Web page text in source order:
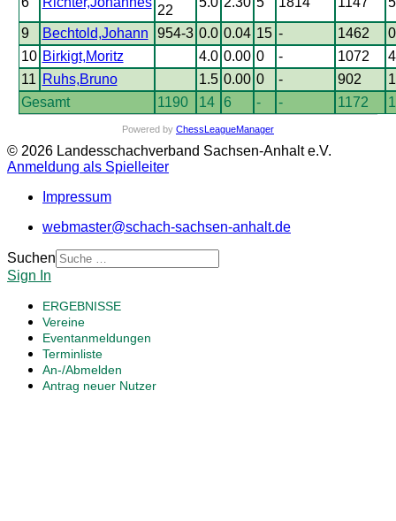
22
9 Bechtold,Johann 954-3 0.0 0.04 15 - 1462
10 Birkigt,Moritz 4.0 0.00 0 - 1072
11 Ruhs,Bruno 1.5 0.00 0 - 902
Gesamt
1190 14 6 - - 1172
Powered by ChessLeagueManager
© 2026 Landesschachverband Sachsen-Anhalt e.V.
Anmeldung als Spielleiter
Impressum
webmaster@schach-sachsen-anhalt.de
Suchen
Sign In
ERGEBNISSE
Vereine
Eventanmeldungen
Terminliste
An-/Abmelden
Antrag neuer Nutzer